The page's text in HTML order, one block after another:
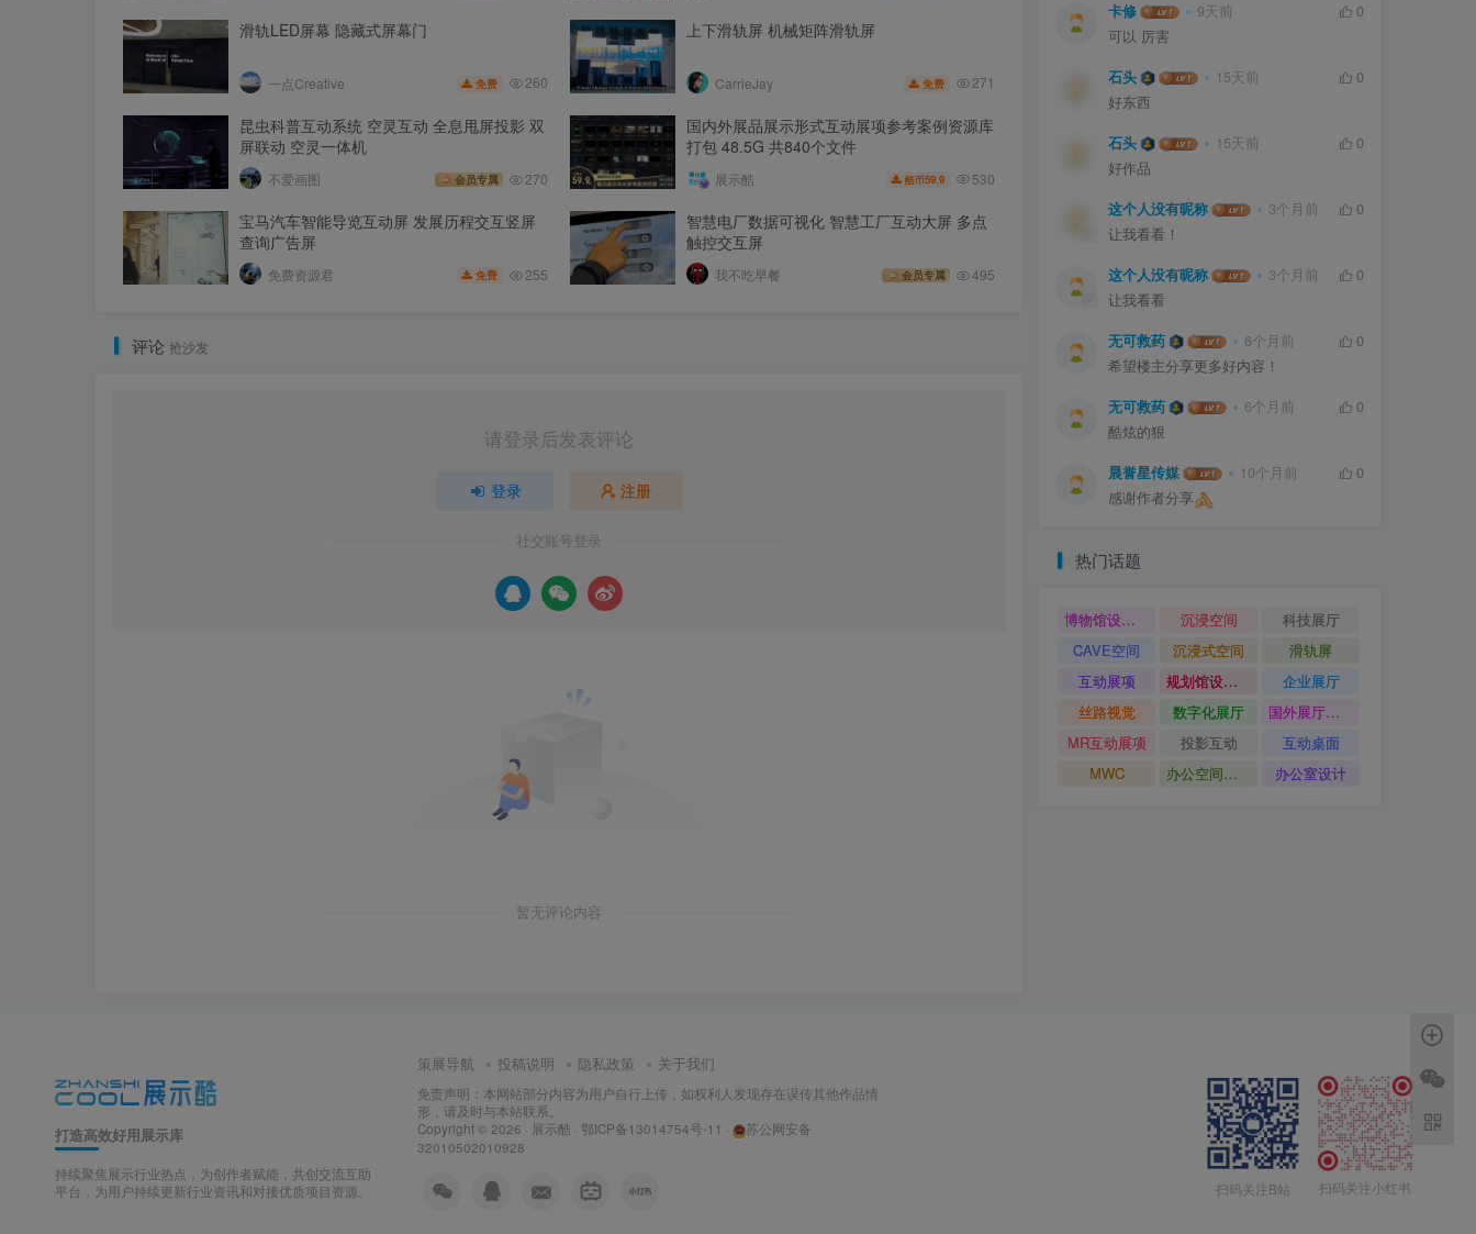
滑轨LED屏幕 隐藏式屏幕门
一点Creative 免费 260
上下滑轨屏 机械矩阵滑轨屏
CarrieJay 免费 271
昆虫科普互动系统 空灵互动 全息甩屏投影 双
屏联动 空灵一体机
不爱画图 会员专属 270
国内外展品展示形式互动展项参考案例资源库
打包 48.5G 共840个文件
展示酷 酷币59.9 530
宝马汽车智能导览互动屏 发展历程交互竖屏
查询广告屏
免费资源君 免费 255
智慧电厂数据可视化 智慧工厂互动大屏 多点
触控交互屏
我不吃早餐 会员专属 495
评论 抢沙发
请登录后发表评论
登录 注册
社交账号登录
暂无评论内容
卡修 9天前
0
可以 厉害
石头 15天前
0
好东西
石头 15天前
0
好作品
这个人没有昵称 3个月前
0
让我看看！
这个人没有昵称 3个月前
0
让我看看
无可救药 6个月前
0
希望楼主分享更多好内容！
无可救药 6个月前
0
酷炫的狠
晨誉星传媒 10个月前
0
感谢作者分享
热门话题
博物馆设计方案 沉浸空间
科技展厅
CAVE空间
沉浸式空间
滑轨屏
互动展项
规划馆设计方案
企业展厅
丝路视觉
数字化展厅
国外展厅案例
MR互动展项
投影互动
互动桌面
MWC
办公空间设计 办公室设计
打造高效好用展示库
持续聚焦展示行业热点，为创作者赋能，共创交流互助
平台，为用户持续更新行业资讯和对接优质项目资源。
策展导航 投稿说明 隐私政策 关于我们
免责声明：本网站部分内容为用户自行上传，如权利人发现存在误传其他作品情
形，请及时与本站联系。
Copyright © 2026 · 展示酷 · 鄂ICP备13014754号-11 ·
苏公网安备
32010502010928
扫码关注B站 扫码关注小红书